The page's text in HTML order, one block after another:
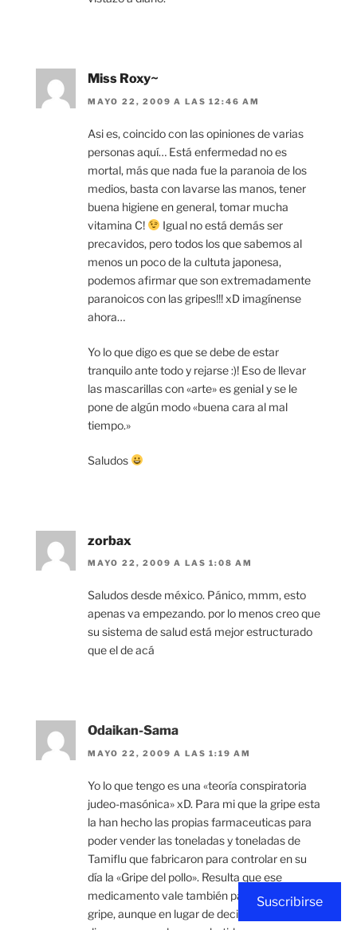
Miss Roxy~
MAYO 22, 2009 A LAS 12:46 AM
Asi es, coincido con las opiniones de varias
personas aquí… Está enfermedad no es
mortal, más que nada fue la paranoia de los
medios, basta con lavarse las manos, tener
buena higiene en general, tomar mucha
vitamina C!
Igual no está demás ser
precavidos, pero todos los que sabemos al
menos un poco de la cultuta japonesa,
podemos afirmar que son extremadamente
paranoicos con las gripes!!! xD imagínense
ahora…
Yo lo que digo es que se debe de estar
tranquilo ante todo y rejarse :)! Eso de llevar
las mascarillas con «arte» es genial y se le
pone de algún modo «buena cara al mal
tiempo.»
Saludos
zorbax
MAYO 22, 2009 A LAS 1:08 AM
Saludos desde méxico. Pánico, mmm, esto
apenas va empezando. por lo menos creo que
su sistema de salud está mejor estructurado
que el de acá
Odaikan-Sama
MAYO 22, 2009 A LAS 1:19 AM
Yo lo que tengo es una «teoría conspiratoria
judeo-masónica» xD. Para mi que la gripe esta
la han hecho las propias farmaceuticas para
poder vender las toneladas y toneladas de
Tamiflu que fabricaron para controlar en su
día la «Gripe del pollo». Resulta que ese
medicamento vale también para esta nueva
gripe, aunque en lugar de decir que la cura
Suscribirse